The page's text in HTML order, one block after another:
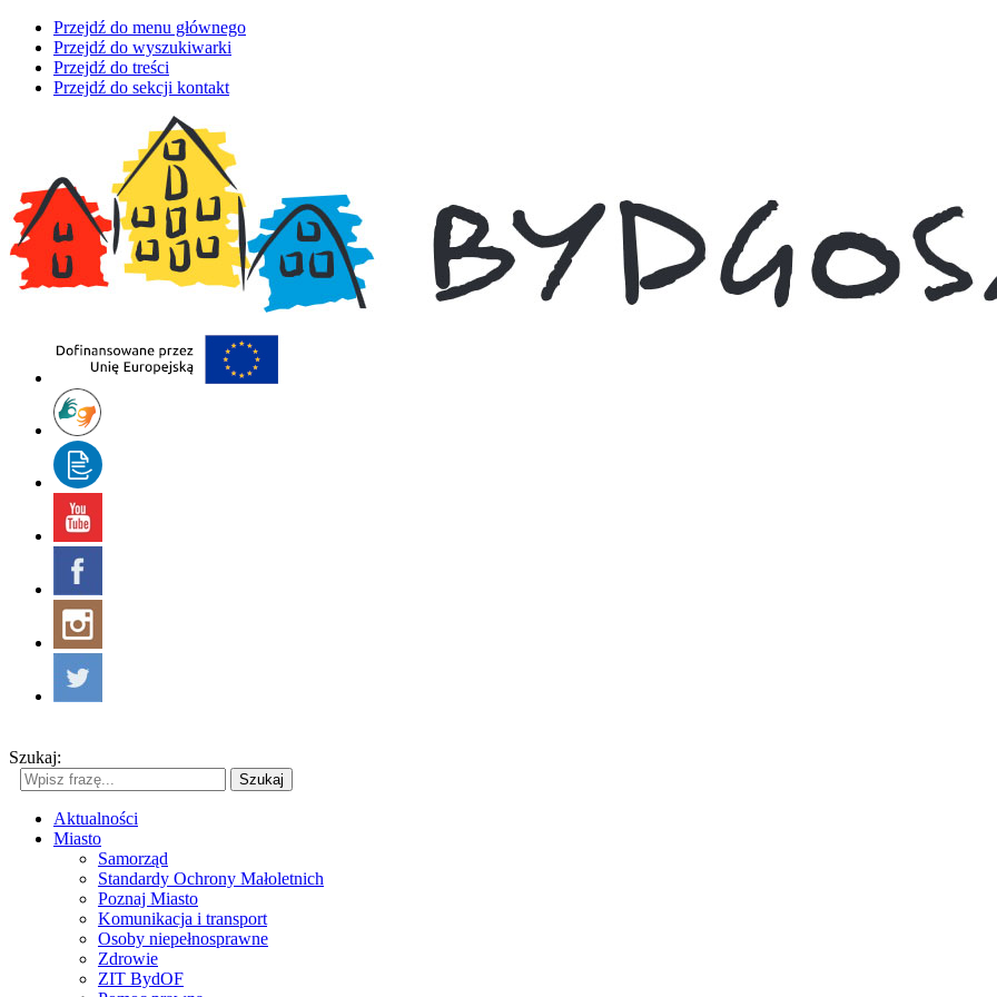
Przejdź do menu głównego
Przejdź do wyszukiwarki
Przejdź do treści
Przejdź do sekcji kontakt
Szukaj:
Szukaj
Aktualności
Miasto
Samorząd
Standardy Ochrony Małoletnich
Poznaj Miasto
Komunikacja i transport
Osoby niepełnosprawne
Zdrowie
ZIT BydOF